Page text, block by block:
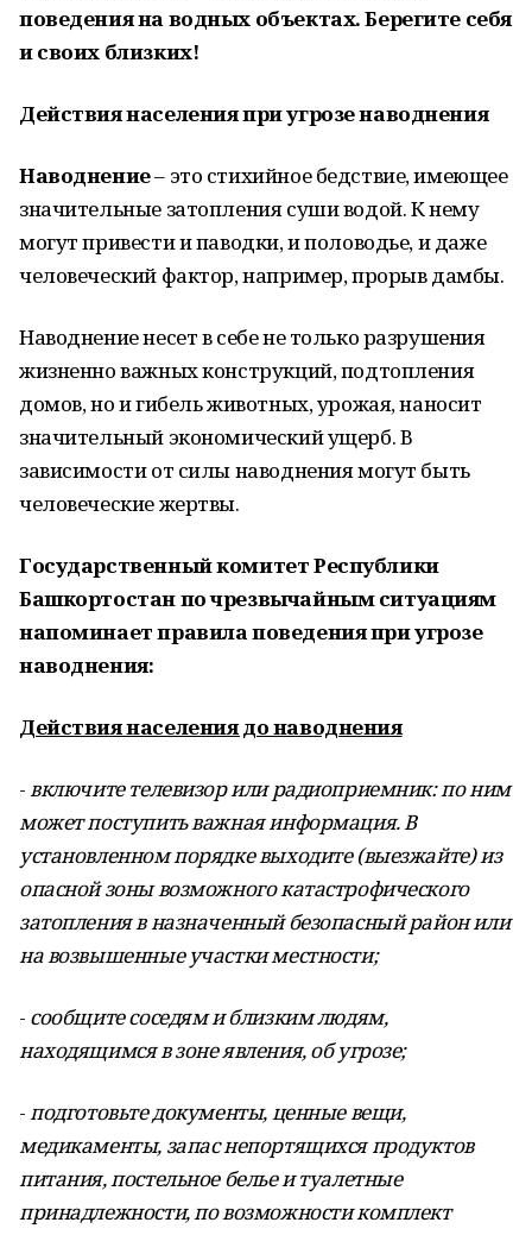
поведения на водных объектах. Берегите себя
и своих близких!
Действия населения при угрозе наводнения
Наводнение– это стихийное бедствие, имеющее
значительные затопления суши водой. К нему
могут привести и паводки, и половодье, и даже
человеческий фактор, например, прорыв дамбы.
Наводнение несет в себе не только разрушения
жизненно важных конструкций, подтопления
домов, но и гибель животных, урожая, наносит
значительный экономический ущерб. В
зависимости от силы наводнения могут быть
человеческие жертвы.
Государственный комитет Республики
Башкортостан по чрезвычайным ситуациям
напоминает правила поведения при угрозе
наводнения:
Действия населения до наводнения
-включите телевизор или радиоприемник: по ним
может поступить важная информация. В
установленном порядке выходите (выезжайте) из
опасной зоны возможного катастрофического
затопления в назначенный безопасный район или
на возвышенные участки местности;
- сообщите соседям и близким людям,
находящимся в зоне явления, об угрозе;
-подготовьте документы, ценные вещи,
медикаменты, запас непортящихся продуктов
питания, постельное белье и туалетные
принадлежности, по возможности комплект